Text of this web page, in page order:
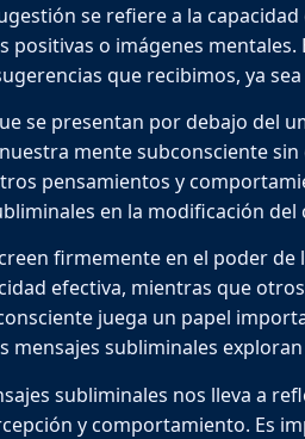
se refiere a la
o imágenes
que recibimos, ya
se presentan por debajo del
mente subconsciente
pensamientos y
en la modificación
firmemente en el poder
efectiva, mientras que
juega un papel
subliminales
subliminales nos lleva a
y comportamiento. Es